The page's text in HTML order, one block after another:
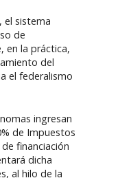
el sistema
de
en la práctica,
del
el federalismo
ingresan
de Impuestos
financiación
dicha
al hilo de la